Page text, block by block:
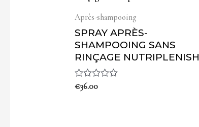
Après-shampooing
SPRAY APRÈS-
SHAMPOOING SANS
RINÇAGE NUTRIPLENISH
Note
€36.00